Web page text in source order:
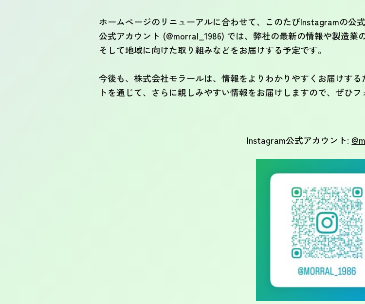
ホームページのリニューアルに合わせて、このたびInstagramの公
公式アカウント (@morral_1986) では、弊社の最新の情報や製造業
そして地域に向けた取り組みなどをお届けする予定です。
今後も、株式会社モラールは、情報をよりわかりやすくお届けす
トを通じて、さらに親しみやすい情報をお届けしますので、ぜひフ
Instagram公式アカウント: